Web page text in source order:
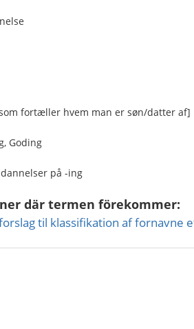
fortæller hvem man er søn/datter af]
Goding
på -ing
där termen förekommer:
til klassifikation af fornavne